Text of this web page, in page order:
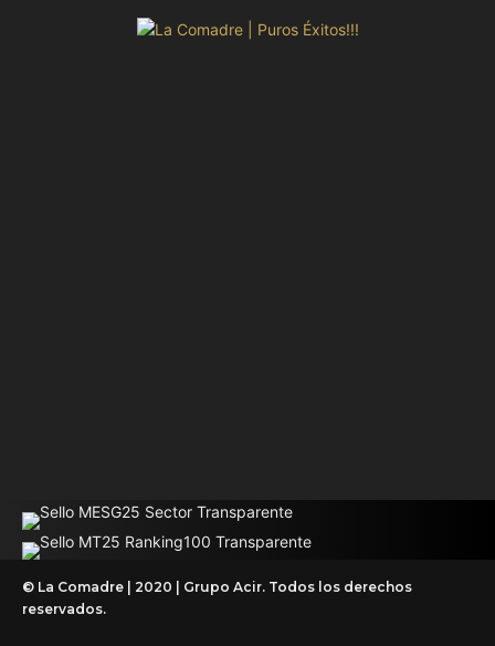
© La Comadre | 2020 | Grupo Acir. Todos los derechos
reservados.